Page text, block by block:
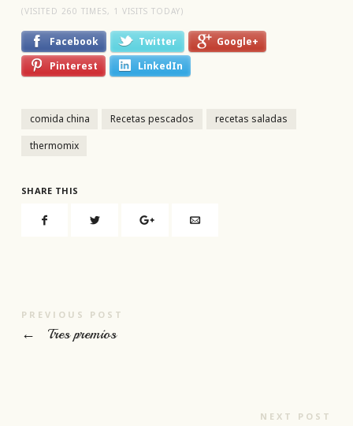
(VISITED 260 TIMES, 1 VISITS TODAY)
Facebook Twitter
Google+
Pinterest
LinkedIn
comida china Recetas pescados recetas saladas
thermomix
SHARE THIS
PREVIOUS POST
← Tres premios
NEXT POST